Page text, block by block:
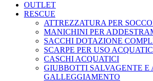
OUTLET
RESCUE
ATTREZZATURA PER
MANICHINI PER
SACCHI DOTAZIONE
SCARPE PER USO
CASCHI ACQUATICI
GIUBBOTTI SALVAGENTE E
GALLEGGIAMENTO